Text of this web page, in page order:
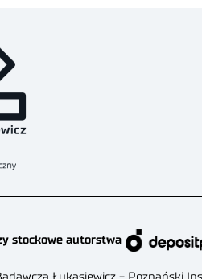
stockowe autorstwa